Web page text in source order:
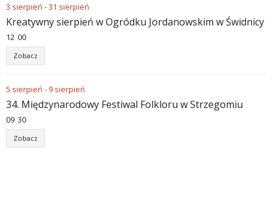
3 sierpień -31 sierpień
Kreatywny sierpień w Ogródku Jordanowskim w Świdnicy
12 00
Zobacz
5 sierpień - 9 sierpień
34. Międzynarodowy Festiwal Folkloru w Strzegomiu
09 30
Zobacz